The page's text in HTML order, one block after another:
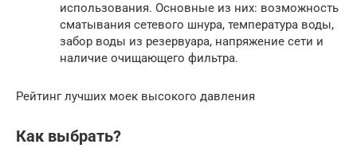
использования. Основные из них: возможность
сматывания сетевого шнура, температура воды,
забор воды из резервуара, напряжение сети и
наличие очищающего фильтра.
Рейтинг лучших моек высокого давления
Как выбрать?